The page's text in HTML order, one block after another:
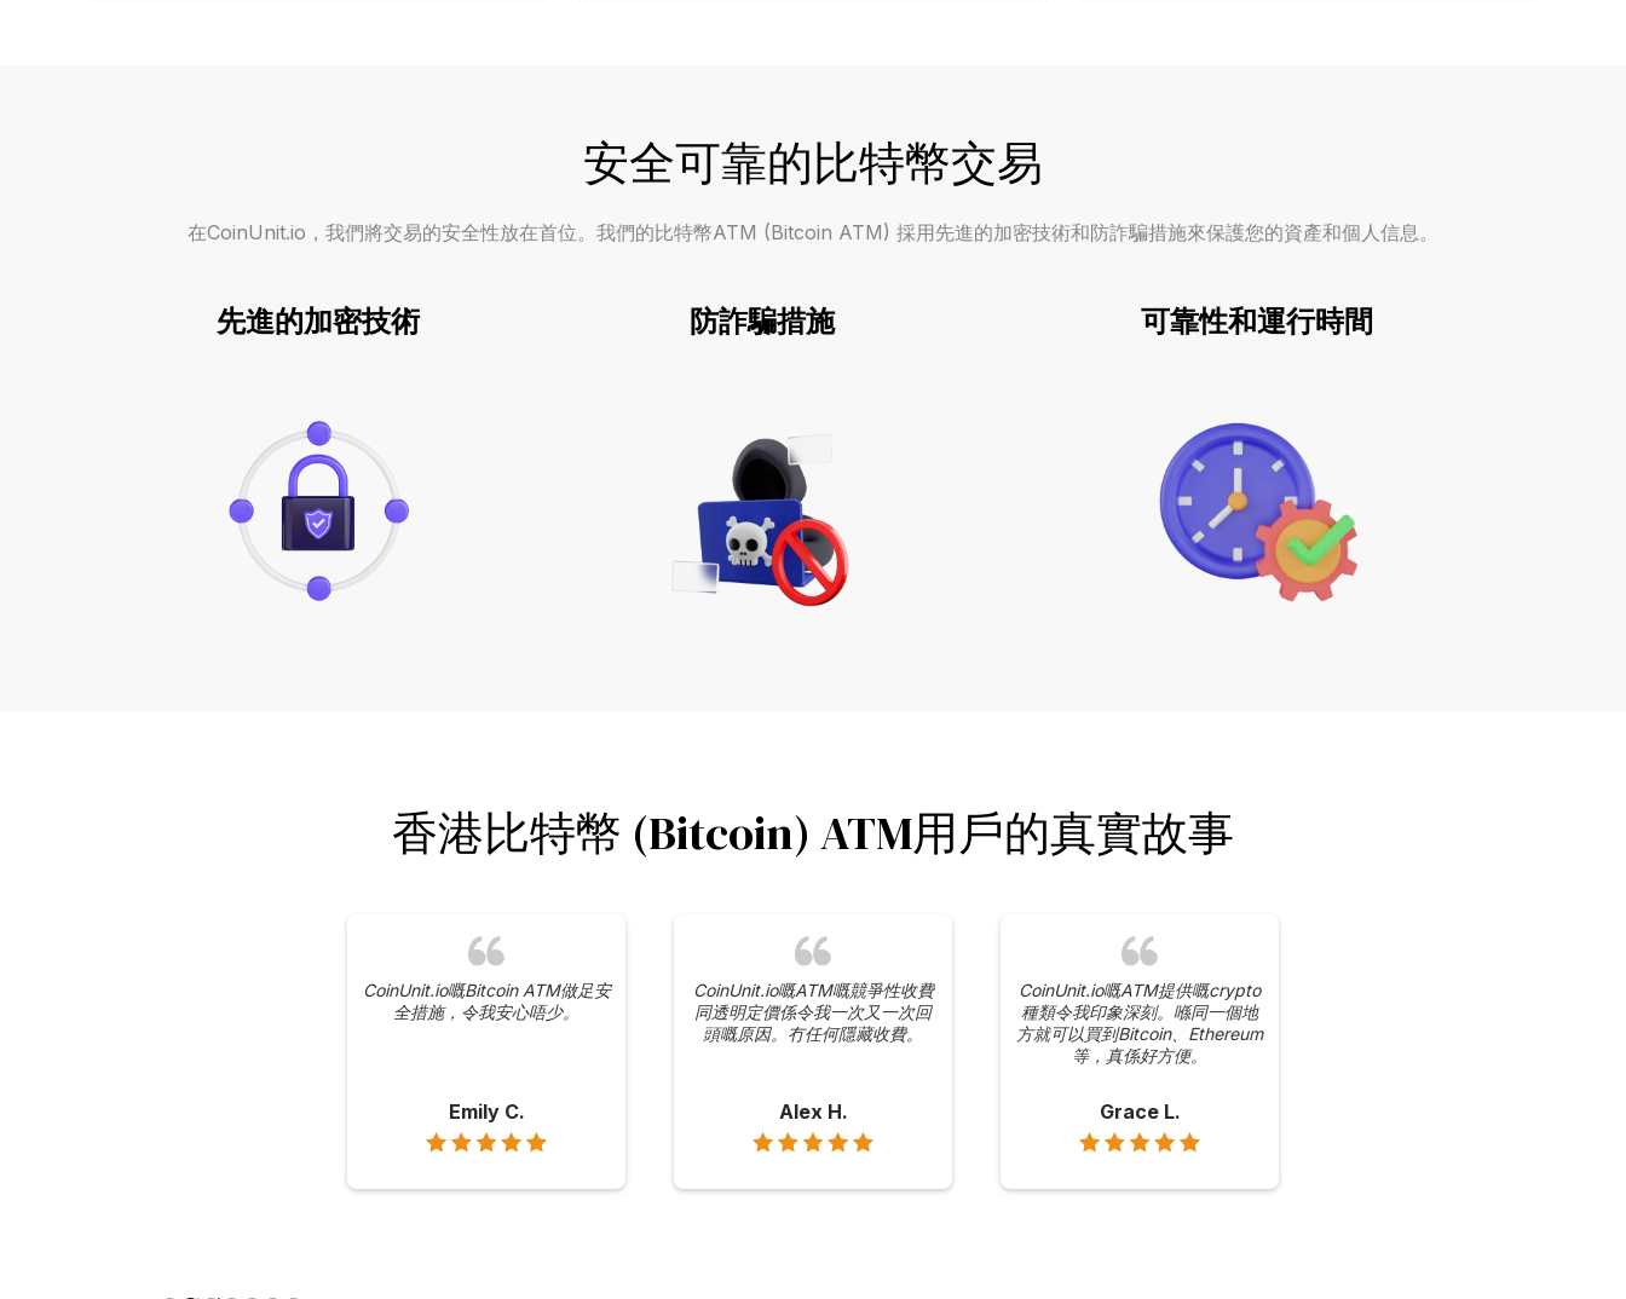
安全可靠的比特幣交易
在CoinUnit.io，我們將交易的安全性放在首位。我們的比特幣ATM (Bitcoin ATM) 採用先進的加密技術和防詐騙措施來保護您的資產和個人信息。
先進的加密技術 防詐騙措施 可靠性和運行時間
香港比特幣 (Bitcoin) ATM用戶的真實故事
CoinUnit.io嘅Bitcoin ATM做足安
全措施，令我安心唔少。
Emily C.
CoinUnit.io嘅ATM嘅競爭性收費
同透明定價係令我一次又一次回
頭嘅原因。冇任何隱藏收費。
Alex H.
CoinUnit.io嘅ATM提供嘅crypto
種類令我印象深刻。喺同一個地
方就可以買到Bitcoin、Ethereum
等，真係好方便。
Grace L.